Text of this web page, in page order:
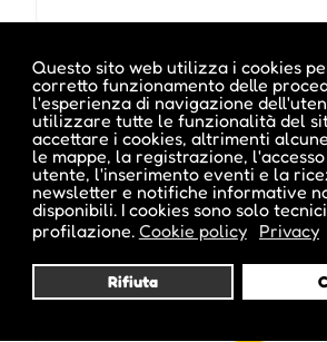
Questo sito web utilizza i cookies
corretto funzionamento delle
l'esperienza di navigazione
utilizzare tutte le funzionalità del
accettare i cookies, altrimenti
le mappe, la registrazione,
utente, l'inserimento eventi e la
newsletter e notifiche informative
disponibili. I cookies sono solo
profilazione. Cookie policy Privacy
Rifiuta
Pubblicato da :
ale inside